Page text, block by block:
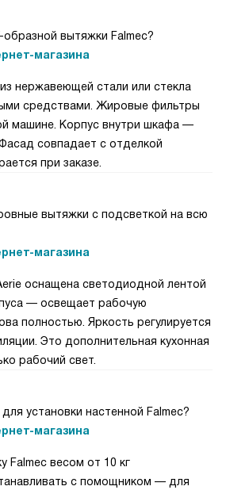
вытяжки Falmec?
магазина
нержавеющей стали или стекла
средствами. Жировые фильтры
машине. Корпус внутри шкафа —
совпадает с отделкой
при заказе.
вытяжки с подсветкой на всю
магазина
оснащена светодиодной лентой
— освещает рабочую
полностью. Яркость регулируется
Это дополнительная кухонная
рабочий свет.
установки настенной Falmec?
магазина
Falmec весом от 10 кг
с помощником — для